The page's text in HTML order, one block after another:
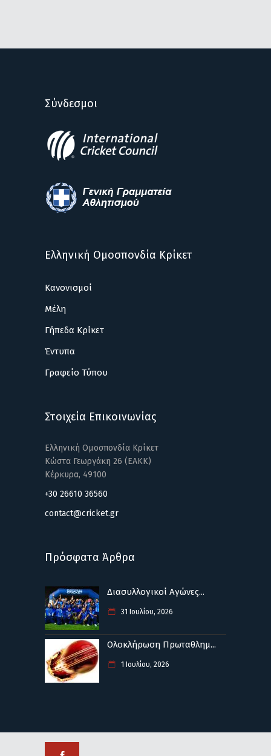
Σύνδεσμοι
Ελληνική Ομοσπονδία Κρίκετ
Κανονισμοί
Μέλη
Γήπεδα Κρίκετ
Έντυπα
Γραφείο Τύπου
Στοιχεία Επικοινωνίας
Ελληνική Ομοσπονδία Κρίκετ
Κώστα Γεωργάκη 26 (ΕΑΚΚ)
Κέρκυρα, 49100
+30 26610 36560
contact@cricket.gr
Πρόσφατα Άρθρα
Διασυλλογικοί Αγώνες...
31 Ιουλίου, 2026
Ολοκλήρωση Πρωταθλημ...
1 Ιουλίου, 2026